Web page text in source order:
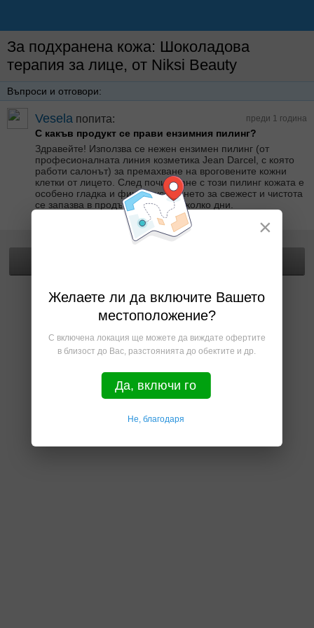
За подхранена кожа: Шоколадова
терапия за лице, от Niksi Beauty
Въпроси и отговори:
преди 1 година
Vesela попита:
С какъв продукт се прави ензимния пилинг?
Здравейте! Използва се нежен ензимен пилинг (от
професионалната линия козметика Jean Darcel, с която
работи салонът) за премахване на вроговените кожни
клетки от лицето. След почистване с този пилинг кожата е
особено гладка и фина и усещането за свежест и чистота
се запазва в продължение на няколко дни.
Отговор от Niksi Beauty преди 1 години ×
Желаете ли да включите Вашето
местоположение?
С включена локация ще можете да виждате офертите
в близост до Вас, разстоянията до обектите и др.
Да, включи го
Не, благодаря